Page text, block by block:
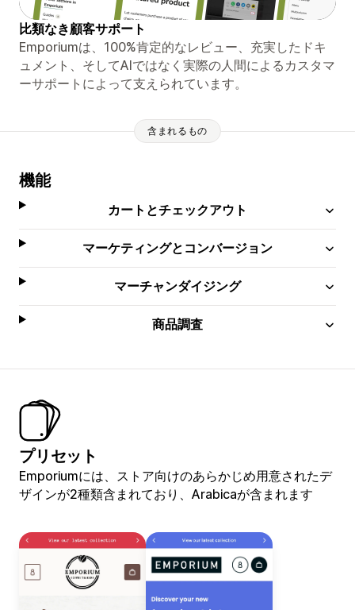
比類なき顧客サポート
Emporiumは、100%肯定的なレビュー、充実したドキ
ュメント、そしてAIではなく実際の人間によるカスタマ
ーサポートによって支えられています。
含まれるもの
機能
カートとチェックアウト
マーケティングとコンバージョン
マーチャンダイジング
商品調査
プリセット
Emporiumには、ストア向けのあらかじめ用意されたデ
ザインが2種類含まれており、Arabicaが含まれます